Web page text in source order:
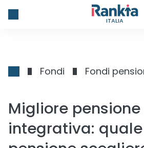
ITALIA
Fondi Fondi
Migliore pensione
integrativa: